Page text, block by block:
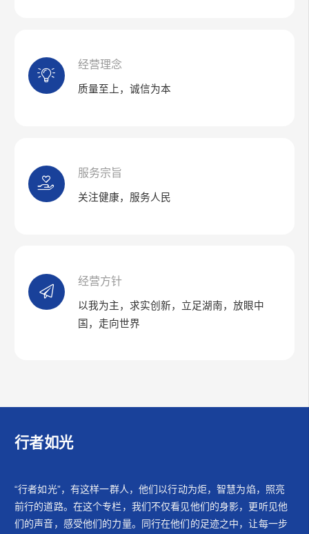
经营理念
质量至上，诚信为本
服务宗旨
关注健康，服务人民
经营方针
以我为主，求实创新，立足湖南，放眼中
国，走向世界
行者如光
“行者如光”，有这样一群人，他们以行动为炬，智慧为焰，照亮
前行的道路。在这个专栏，我们不仅看见他们的身影，更听见他
们的声音，感受他们的力量。同行在他们的足迹之中，让每一步